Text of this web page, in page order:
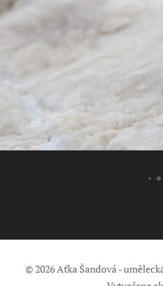
© 2026 Aťka Šandová -